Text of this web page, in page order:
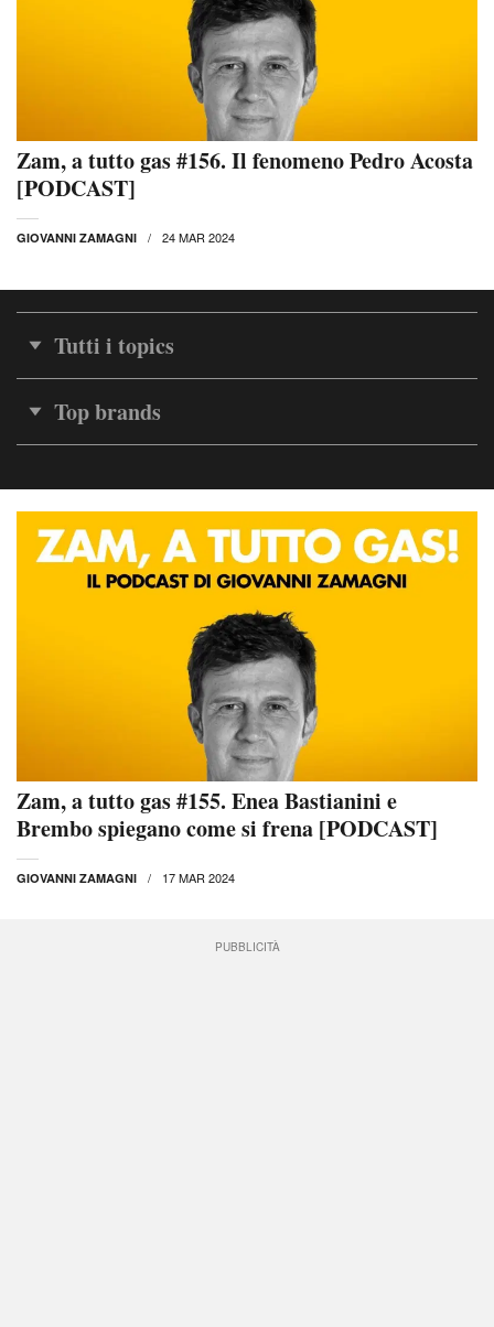
Zam, a tutto gas #156. Il fenomeno Pedro Acosta
[PODCAST]
GIOVANNI ZAMAGNI 24 MAR 2024
Tutti i topics
Top brands
Zam, a tutto gas #155. Enea Bastianini e
Brembo spiegano come si frena [PODCAST]
GIOVANNI ZAMAGNI 17 MAR 2024
PUBBLICITÀ